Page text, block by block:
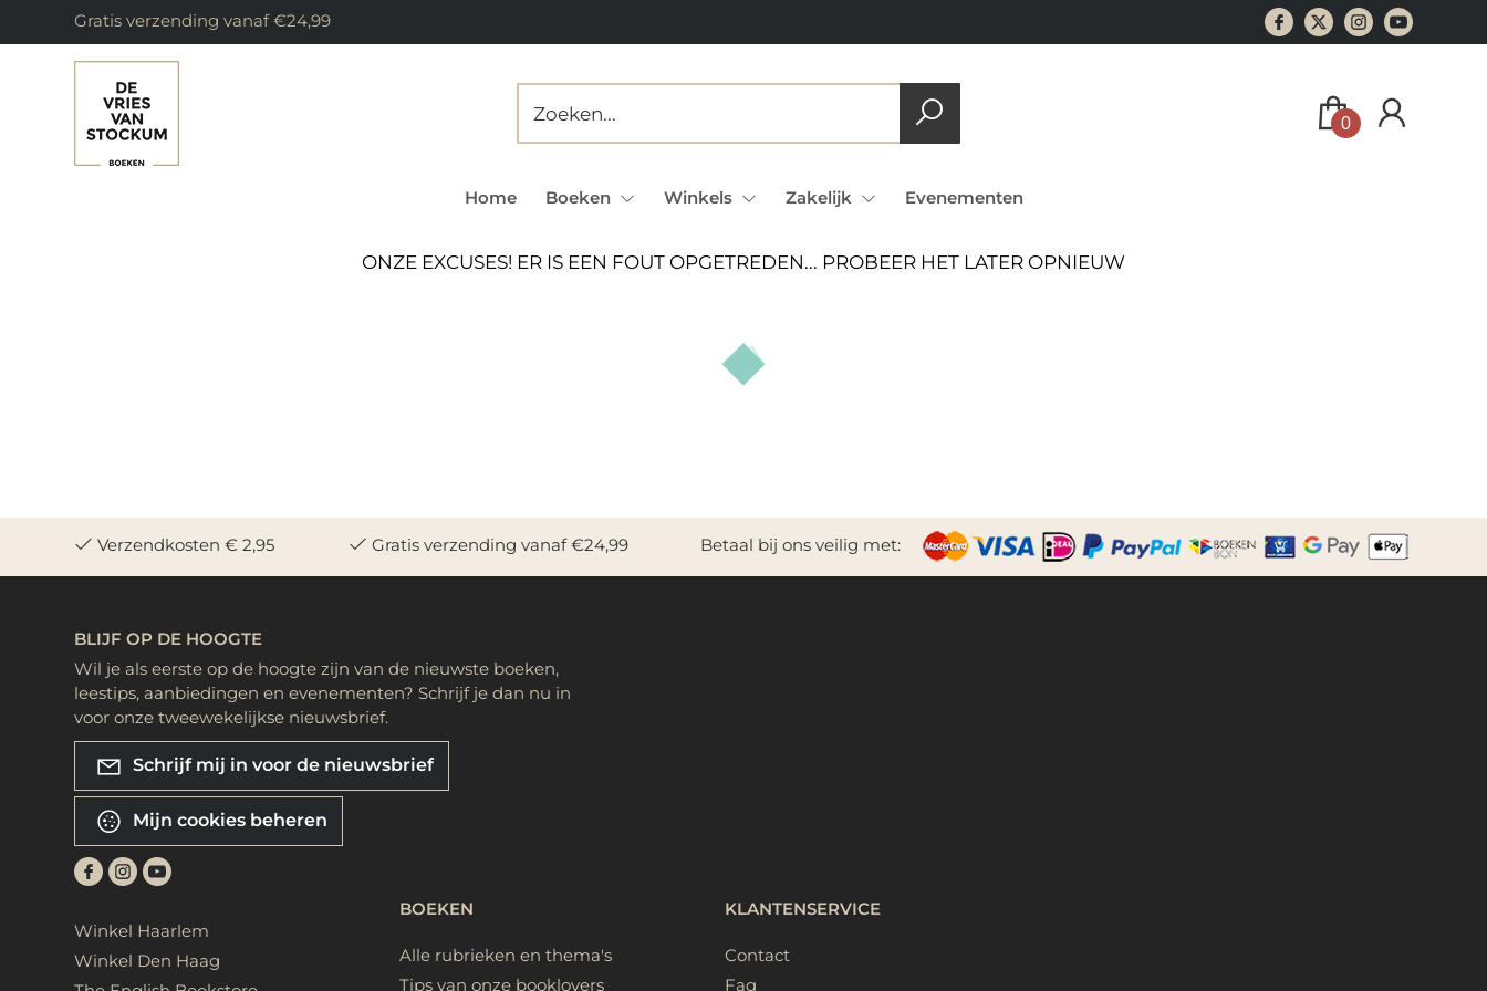
Gratis verzending vanaf €24,99
0
Home Boeken Winkels Zakelijk Evenementen
ONZE EXCUSES! ER IS EEN FOUT OPGETREDEN... PROBEER HET LATER OPNIEUW
Verzendkosten € 2,95 Gratis verzending vanaf €24,99 Betaal bij ons veilig met:
BLIJF OP DE HOOGTE
Wil je als eerste op de hoogte zijn van de nieuwste boeken,
leestips, aanbiedingen en evenementen? Schrijf je dan nu in
voor onze tweewekelijkse nieuwsbrief.
Schrijf mij in voor de nieuwsbrief
Mijn cookies beheren
Winkel Haarlem
Winkel Den Haag
BOEKEN
Alle rubrieken en thema's
Tips van onze booklovers
KLANTENSERVICE
Contact
Faq